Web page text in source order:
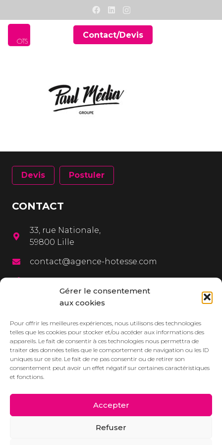
Gérer le consentement
aux cookies
Pour offrir les meilleures expériences, nous utilisons des technologies
telles que les cookies pour stocker et/ou accéder aux informations des
appareils. Le fait de consentir à ces technologies nous permettra de
traiter des données telles que le comportement de navigation ou les ID
uniques sur ce site. Le fait de ne pas consentir ou de retirer son
consentement peut avoir un effet négatif sur certaines caractéristiques
et fonctions.
Accepter
Refuser
Contact/Devis
Devis Postuler
CONTACT
33, rue Nationale,
59800 Lille
contact@agence-hotesse.com
03 20 12 72 65
06 67 92 99 72
MENU
L’agence
Services
Dressbook
Réalisations